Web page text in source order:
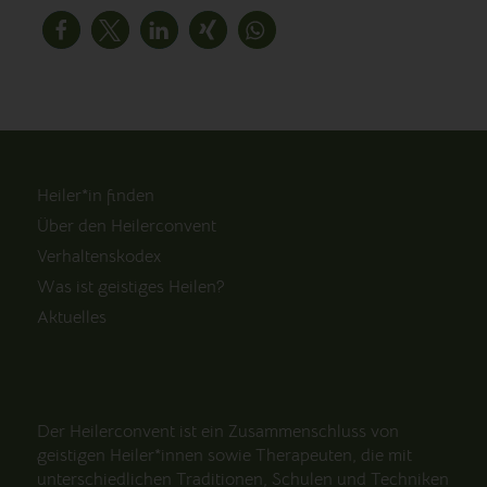
Heiler*in finden
Über den Heilerconvent
Verhaltenskodex
Was ist geistiges Heilen?
Aktuelles
Der Heilerconvent ist ein Zusammenschluss von
geistigen Heiler*innen sowie Therapeuten, die mit
unterschiedlichen Traditionen, Schulen und Techniken